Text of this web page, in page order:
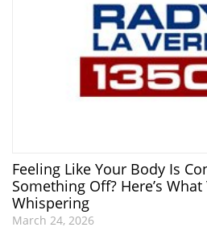
Feeling Like Your Body Is
Something Off? Here’s
Whispering
March 24, 2026